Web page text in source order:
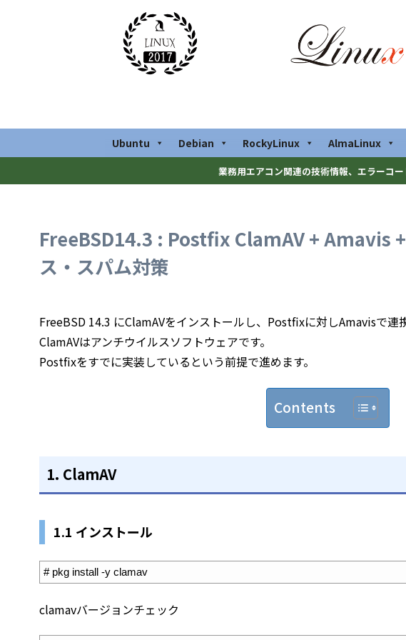
Ubuntu Debian RockyLinux AlmaLinux
業務用エアコン関連の技術情報、エラーコ
FreeBSD14.3 : Postfix ClamAV + Amavis
ス・スパム対策
FreeBSD 14.3 にClamAVをインストールし、Postfixに対しAmavisで連
ClamAVはアンチウイルスソフトウェアです。
Postfixをすでに実装しているという前提で進めます。
Contents
1. ClamAV
1.1 インストール
# pkg install -y clamav
clamavバージョンチェック